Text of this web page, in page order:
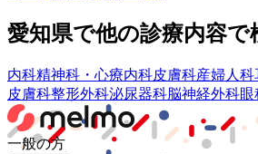
愛知県で他の診療内容で
内科精神科・心療内科皮膚科産婦人科
皮膚科整形外科泌尿器科脳神経外科眼
一般の方